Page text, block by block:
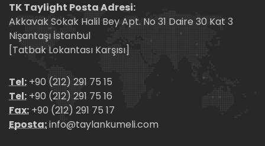
TK Taylight Posta Adresi:
Akkavak Sokak Halil Bey Apt. No 31 Daire 30 Kat 3
Nişantaşı İstanbul
[Tatbak Lokantası Karşısı]
Tel: +90 (212) 291 75 15
Tel: +90 (212) 291 75 16
Fax: +90 (212) 291 75 17
Eposta:info@taylankumeli.com